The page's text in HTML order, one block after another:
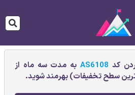
کد AS6108به مدت سه ماه از
سطح تخفیفات) بهرمند شوید.